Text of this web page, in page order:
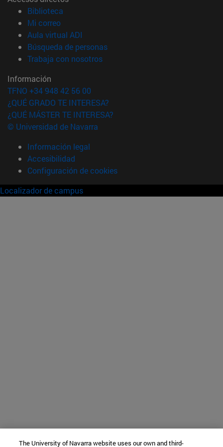
Biblioteca
Mi correo(abre en nueva ventana)
Aula virtual ADI
Búsqueda de personas(abre en nueva ventana)
Trabaja con nosotros(abre en nueva ventana)
Información
TFNO +34 948 42 56 00
¿QUÉ GRADO TE INTERESA?
¿QUÉ MÁSTER TE INTERESA?
© Universidad de Navarra
Información legal
Accesibilidad
Configuración de cookies
Localizador de campus
The University of Navarra website uses our own and third-